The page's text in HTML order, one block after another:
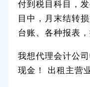
付到税目科目，
目中，月末结转
台账、各种报表
我想代理会计公
现金！ 出租主营